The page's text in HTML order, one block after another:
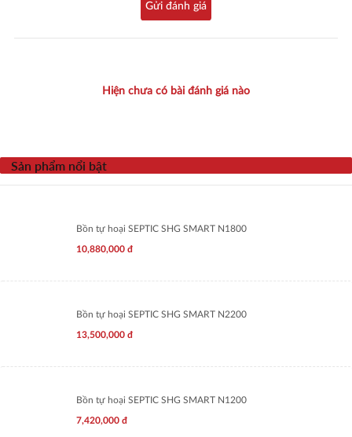
Gửi đánh giá
Hiện chưa có bài đánh giá nào
Sản phẩm nổi bật
Bồn tự hoại SEPTIC SHG SMART N1800
10,880,000đ
Bồn tự hoại SEPTIC SHG SMART N2200
13,500,000đ
Bồn tự hoại SEPTIC SHG SMART N1200
7,420,000đ